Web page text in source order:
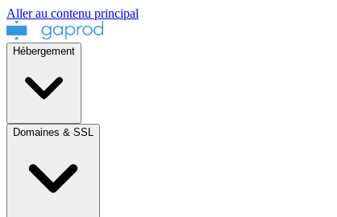
Aller au contenu principal
Hébergement
Domaines & SSL